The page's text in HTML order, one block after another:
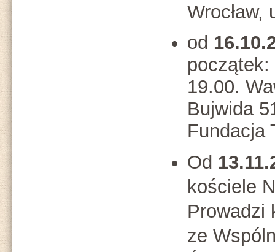
od
19.00.
Bujwida
Fundacja
Od
kościele
Prowadzi
ze